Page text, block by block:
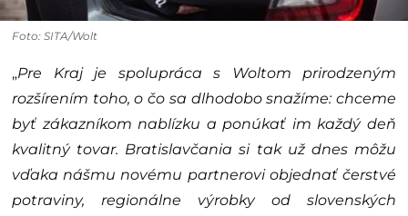
Foto: SITA/Wolt
„Pre Kraj je spolupráca s Woltom prirodzeným
rozšírením toho, o čo sa dlhodobo snažíme: chceme
byť zákazníkom nablízku a ponúkať im každý deň
kvalitný tovar. Bratislavčania si tak už dnes môžu
vďaka nášmu novému partnerovi objednať čerstvé
potraviny, regionálne výrobky od slovenských